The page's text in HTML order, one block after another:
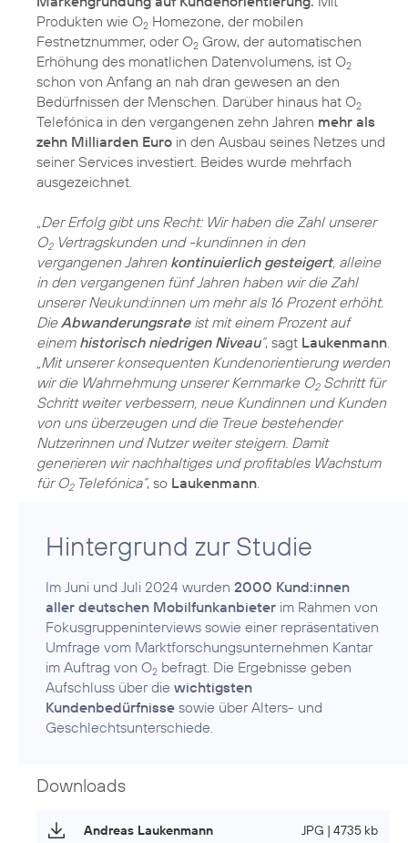
Produkten wie O2 Homezone, der mobilen
Festnetznummer, oder O2 Grow, der automatischen
Erhöhung des monatlichen Datenvolumens, ist O2
schon von Anfang an nah dran gewesen an den
Bedürfnissen der Menschen. Darüber hinaus hat O2
Telefónica in den vergangenen zehn Jahren mehr als
zehn Milliarden Euro in den Ausbau seines Netzes und
seiner Services investiert. Beides wurde mehrfach
ausgezeichnet.
„Der Erfolg gibt uns Recht: Wir haben die Zahl unserer
O2Vertragskunden und -kundinnen in den
vergangenen Jahren kontinuierlich gesteigert, alleine
in den vergangenen fünf Jahren haben wir die Zahl
unserer Neukund:innen um mehr als 16 Prozent erhöht.
DieAbwanderungsrateist mit einem Prozent auf
einem historisch niedrigen Niveau“, sagt Laukenmann
„Mit unserer konsequenten Kundenorientierung werden
wir die Wahrnehmung unserer Kernmarke O2Schritt für
Schritt weiter verbessern, neue Kundinnen und Kunden
von uns überzeugen und die Treue bestehender
Nutzerinnen und Nutzer weiter steigern. Damit
generieren wir nachhaltiges und profitables Wachstum
für O2Telefónica“, so Laukenmann
Hintergrund zur Studie
Im Juni und Juli 2024 wurden 2000 Kund:innen
aller deutschen Mobilfunkanbieter im Rahmen von
Fokusgruppeninterviews sowie einer repräsentativen
Umfrage vom Marktforschungsunternehmen Kantar
im Auftrag von O2 befragt. Die Ergebnisse geben
Aufschluss über die wichtigsten
Kundenbedürfnisse sowie über Alters- und
Geschlechtsunterschiede.
Downloads
Andreas Laukenmann JPG | 4735 kb